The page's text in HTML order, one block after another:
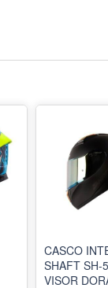
CASCO
SHAFT SH-
VISOR